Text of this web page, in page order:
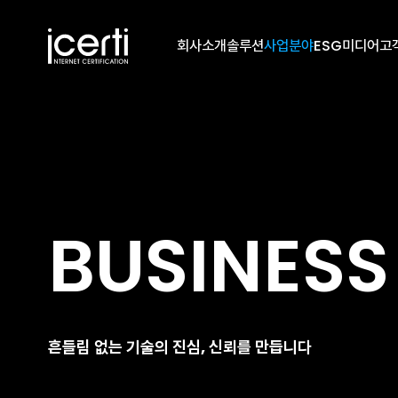
회사소개솔루션사업분야ESG미디어고
BUSINESS
흔들림 없는 기술의 진심, 신뢰를 만듭니다